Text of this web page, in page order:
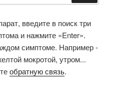
введите в поиск три
и нажмите «Enter».
симптоме. Например -
мокротой, утром...
обратную связь.